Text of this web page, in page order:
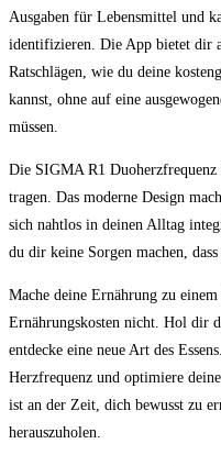
Ausgaben für Lebensmittel und
identifizieren. Die App bietet dir
Ratschlägen, wie du deine
kannst, ohne auf eine
müssen.
Die SIGMA R1 Duoherzfrequenz
tragen. Das moderne Design
sich nahtlos in deinen Alltag
du dir keine Sorgen machen,
Mache deine Ernährung zu
Ernährungskosten nicht. Hol dir
entdecke eine neue Art des
Herzfrequenz und optimiere
ist an der Zeit, dich bewusst zu
herauszuholen.